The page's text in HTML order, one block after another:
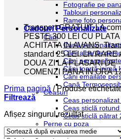
Fotografie pe
Tablouri
Rame foto
Cadouri Personalizate
Căni
Cană
Căni albe de
Căni
Căni toartă inimă
Căni emailate
Cană
Ceasuri
Ceas
Ceas sticlă rotund
Ceas sticlă pătrat
Perne cu poza
Pernă
Transport GRATUIT LA
PESTE 300 LEI CU PLATA
ACHITATA IN AVANS.
standard 25 LEI. LIVRARE
DOUA ZI LA PLASARI DE
COMENZI PANA IN ORA
Prima pagină /Produse etichetate
Filtrează
Afișez singurul rezultat